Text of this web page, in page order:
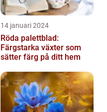
14 januari 2024
Röda palettblad:
Färgstarka växter som
sätter färg på ditt hem